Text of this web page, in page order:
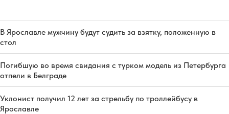
В Ярославле мужчину будут судить за взятку, положенную в
стол
Погибшую во время свидания с турком модель из Петербурга
отпели в Белграде
Уклонист получил 12 лет за стрельбу по троллейбусу в
Ярославле